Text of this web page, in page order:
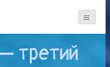
третий